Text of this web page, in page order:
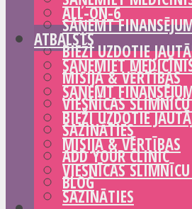
SAŅEMT
BIEŽI UZDOTIE
MISIJA & VĒRTĪBAS
VIESNĪCAS
SAZINĀTIES
ADD YOUR CLINIC
BLOG
ALL-ON-6
ATBALSTS
SAŅEMIET
SAŅEMT
BIEŽI UZDOTIE
MISIJA & VĒRTĪBAS
VIESNĪCAS
SAZINĀTIES